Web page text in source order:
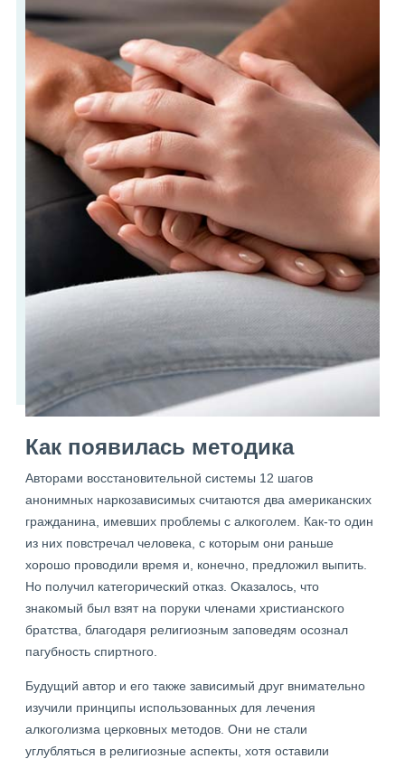
Как появилась методика
Авторами восстановительной системы 12 шагов
анонимных наркозависимых считаются два американских
гражданина, имевших проблемы с алкоголем. Как-то один
из них повстречал человека, с которым они раньше
хорошо проводили время и, конечно, предложил выпить.
Но получил категорический отказ. Оказалось, что
знакомый был взят на поруки членами христианского
братства, благодаря религиозным заповедям осознал
пагубность спиртного.
Будущий автор и его также зависимый друг внимательно
изучили принципы использованных для лечения
алкоголизма церковных методов. Они не стали
углубляться в религиозные аспекты, хотя оставили